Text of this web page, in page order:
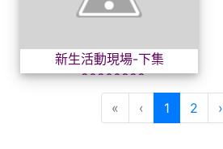
新生活動現場-下集
~20200829
«
‹ 1 (目前頁次)
2 ›